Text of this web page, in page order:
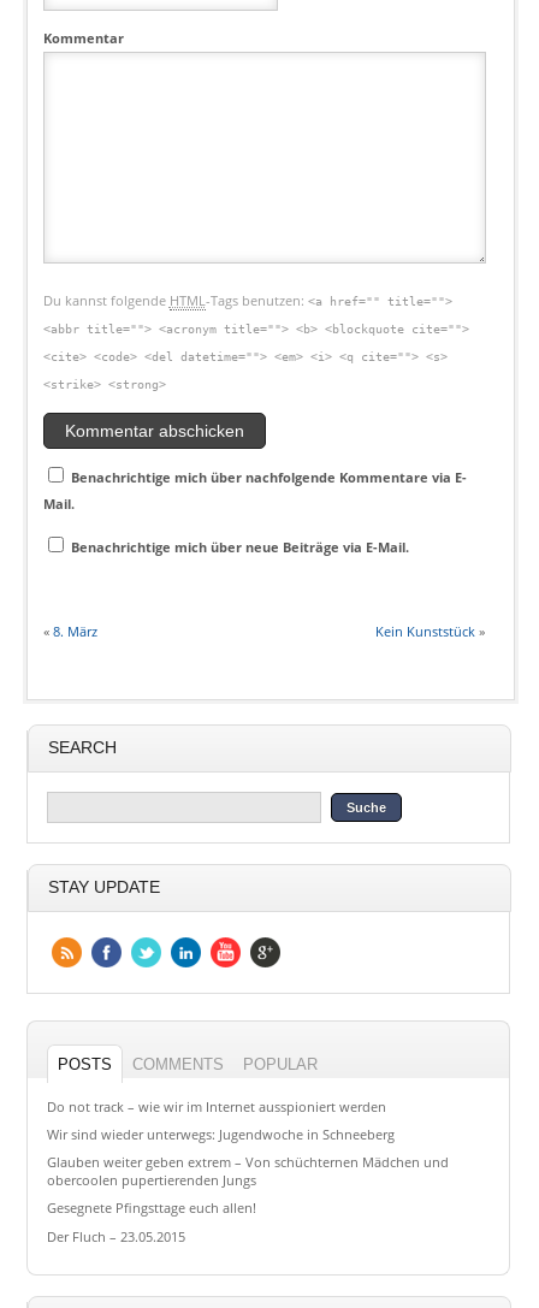
Kommentar
Du kannst folgende HTML -Tags benutzen: <a href="" title="">
<abbr title=""> <acronym title=""> <b> <blockquote cite="">
<cite> <code> <del datetime=""> <em> <i> <q cite=""> <s>
<strike> <strong>
Benachrichtige mich über nachfolgende Kommentare via E-
Mail.
Benachrichtige mich über neue Beiträge via E-Mail.
« 8. März Kein Kunststück »
SEARCH
STAY UPDATE
POSTS COMMENTS POPULAR
Do not track – wie wir im Internet ausspioniert werden
Wir sind wieder unterwegs: Jugendwoche in Schneeberg
Glauben weiter geben extrem – Von schüchternen Mädchen und
obercoolen pupertierenden Jungs
Gesegnete Pfingsttage euch allen!
Der Fluch – 23.05.2015